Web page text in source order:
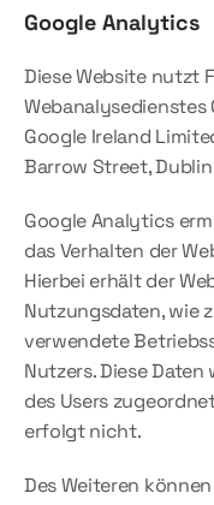
Google Analytics
Diese Website nutzt
Google Ireland
Barrow Street, Dublin
Google Analytics
das Verhalten der
Hierbei erhält der
Nutzungsdaten, wie
verwendete
Nutzers. Diese
des Users
erfolgt nicht.
Des Weiteren